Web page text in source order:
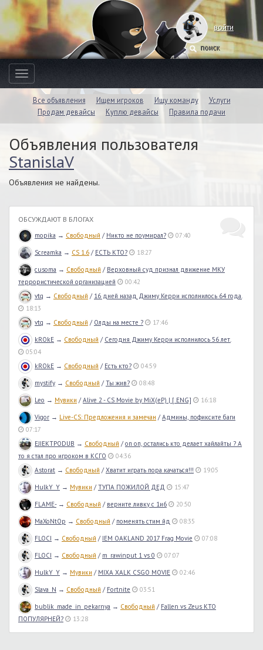
войти
Toggle
navigation
Все объявления Ищем игроков Ищу команду
Услуги
Продам девайсы
Куплю девайсы Правила подачи
Объявления пользователя
StanislaV
Объявления не найдены.
ОБСУЖДАЮТ В БЛОГАХ
mopika → Свободный / Никто не поумирал? 07:40
Screamka → CS 1.6 / ЕСТЬ КТО? 18:27
cusoma → Свободный / Верховный суд признал движение МКУ
террористической организацией
00:42
vtq → Свободный / 16 дней назад Джиму Керри исполнилось 64 года.
18:13
vtq → Свободный / Олды на месте ? 17:46
kROkE → Свободный / Сегодня Джиму Керри исполнилось 56 лет.
05:04
kROkE → Свободный / Есть кто? 04:59
mystify → Свободный /Ты жив? 08:48
Leo → Мувики /Alive 2 - CS Movie by MiX(eP) | [ ENG] 16:18
Vigor → Live-CS: Предложения и замечан /Админы, пофиксите баги
07:17
EJIEKTPODUB → Свободный /оп оп, остались кто делает хайлайты ? А
то я стал про игроком в КСГО
04:36
Astorat → Свободный /Хватит играть пора качаться!!! 19:05
HulkY_Y → Мувики /ТУПА ПОЖИЛОЙ ДЕД 15:47
FLAME-→ Свободный / верните ливку с 1и6 20:50
MaXoNtOp → Свободный / поменять стим йд 08:35
FLOCI → Свободный / IEM OAKLAND 2017 Frag Movie 07:08
FLOCI → Свободный / m_rawinput 1 vs 0 07:07
HulkY_Y → Мувики / MIXA XALK CSGO MOVIE 02:46
Slava_N → Свободный / Fortnite 03:51
bublik_made_in_pekarnya → Свободный / Fallen vs Zeus КТО
ПОПУЛЯРНЕЙ?
13:28